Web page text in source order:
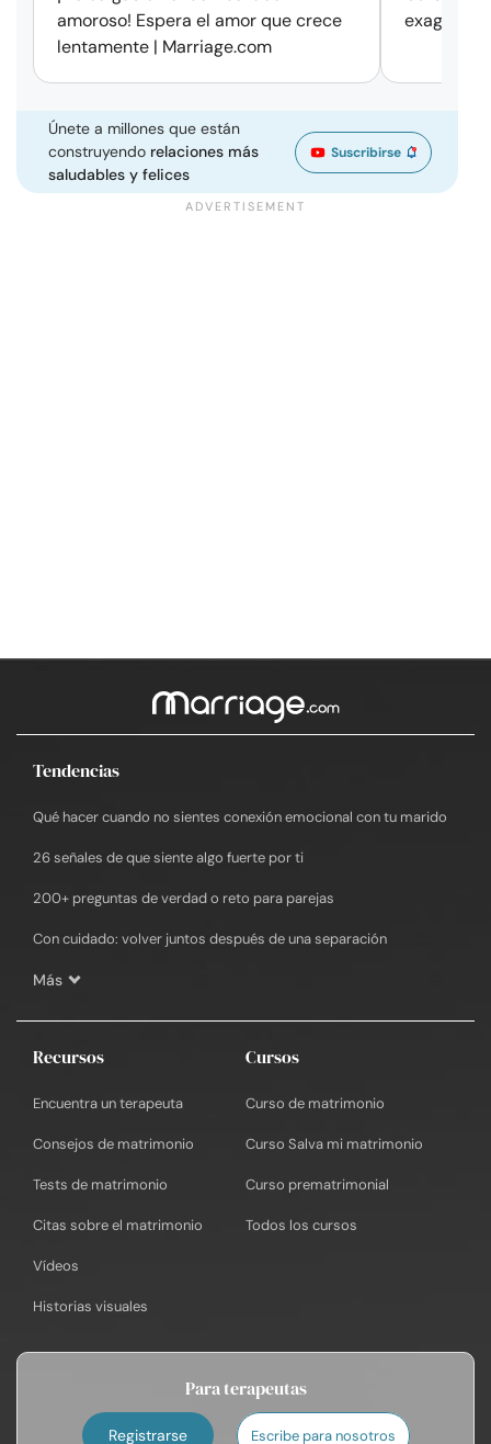
amoroso! Espera el amor que crece
lentamente | Marriage.com
Únete a millones que están
construyendo relaciones más
saludables y felices
Suscribirse
Tendencias
Qué hacer cuando no sientes conexión emocional con tu marido
26 señales de que siente algo fuerte por ti
200+ preguntas de verdad o reto para parejas
Con cuidado: volver juntos después de una separación
Más
Recursos
Encuentra un terapeuta
Consejos de matrimonio
Tests de matrimonio
Citas sobre el matrimonio
Vídeos
Historias visuales
Cursos
Curso de matrimonio
Curso Salva mi matrimonio
Curso prematrimonial
Todos los cursos
Para terapeutas
Registrarse Escribe para nosotros